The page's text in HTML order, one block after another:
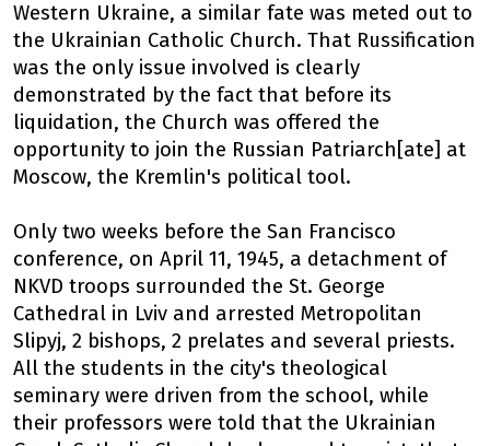
Western Ukraine, a similar fate was meted out to
the Ukrainian Catholic Church. That Russification
was the only issue involved is clearly
demonstrated by the fact that before its
liquidation, the Church was offered the
opportunity to join the Russian Patriarch[ate] at
Moscow, the Kremlin's political tool.
Only two weeks before the San Francisco
conference, on April 11, 1945, a detachment of
NKVD troops surrounded the St. George
Cathedral in Lviv and arrested Metropolitan
Slipyj, 2 bishops, 2 prelates and several priests.
All the students in the city's theological
seminary were driven from the school, while
their professors were told that the Ukrainian